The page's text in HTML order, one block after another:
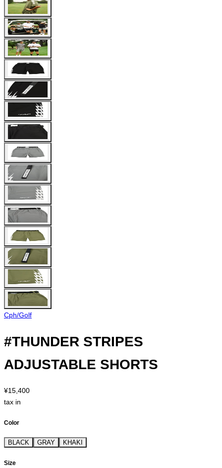
Cph/Golf
#THUNDER STRIPES
ADJUSTABLE SHORTS
¥15,400
tax in
Color
BLACK GRAY KHAKI
Size